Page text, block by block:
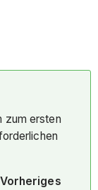
zum ersten
Vorheriges